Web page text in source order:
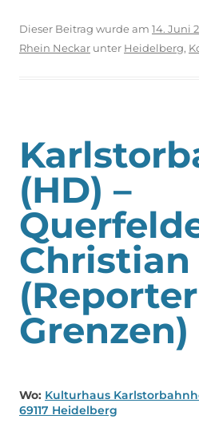
Dieser Beitrag wurde am 14. Juni
Rhein Neckar unter Heidelberg,
(HD) –
Grenzen)
Wo: Kulturhaus
69117 Heidelberg